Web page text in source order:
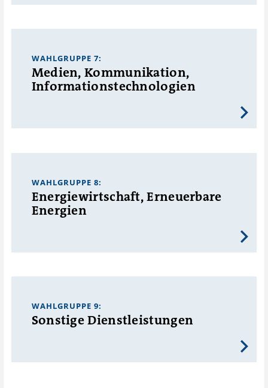
WAHLGRUPPE 7:
Medien, Kommunikation,
Informationstechnologien
WAHLGRUPPE 8:
Energiewirtschaft, Erneuerbare
Energien
WAHLGRUPPE 9:
Sonstige Dienstleistungen